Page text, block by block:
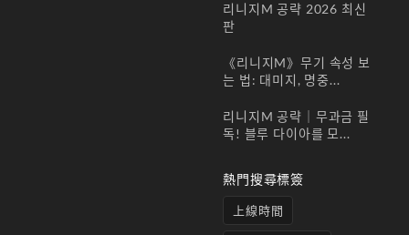
서버
시간
서버
2026
년 5
일
리니지M 공략 2026 최신
판
《리니지M》무기 속성 보
는 법: 대미지, 명중...
리니지M 공략｜무과금 필
독! 블루 다이아를 모...
熱門搜尋標簽
上線時間